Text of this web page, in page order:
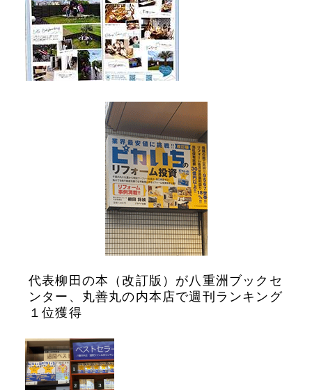
代表柳田の本（改訂版）が八重洲ブックセ
ンター、丸善丸の内本店で週刊ランキング
１位獲得